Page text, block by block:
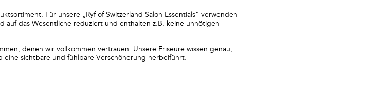
Für unsere „Ryf of Switzerland Salon Essentials“ verwenden
auf das Wesentliche reduziert und enthalten z.B. keine unnötigen
denen wir vollkommen vertrauen. Unsere Friseure wissen genau,
eine sichtbare und fühlbare Verschönerung herbeiführt.